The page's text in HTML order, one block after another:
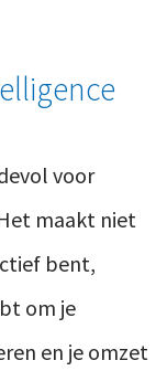
voor
maakt niet
bent,
om je
en je omzet